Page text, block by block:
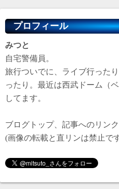
プロフィール
みつと
自宅警備員。
旅行ついでに、ライブ行った
ったり。最近は西武ドーム（
してます。
ブログトップ、記事へのリン
(画像の転載と直リンは禁止で